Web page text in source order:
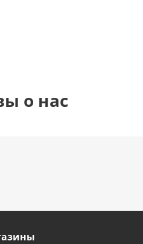
о нас